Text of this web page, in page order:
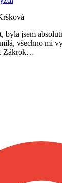
byla jsem
všechno mi
Zákrok…